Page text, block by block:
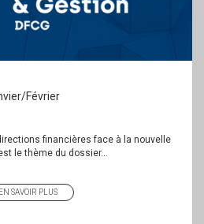
Février
financières face à la nouvelle
le thème du dossier...
EN SAVOIR PLUS